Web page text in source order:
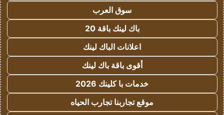
سوق العرب
باك لينك باقة 20
اعلانات الباك لينك
أقوى باقة باك لينك
خدمات با كلينك 2026
موقع تجاربنا تجارب الحياه